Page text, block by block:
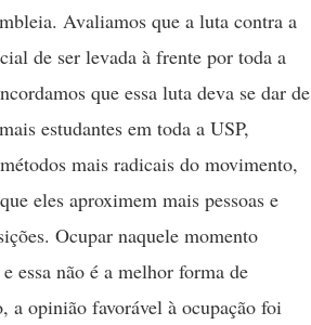
Avaliamos que a luta contra a
de ser levada à frente por toda a
que essa luta deva se dar de
estudantes em toda a USP,
mais radicais do movimento,
eles aproximem mais pessoas e
Ocupar naquele momento
essa não é a melhor forma de
opinião favorável à ocupação foi